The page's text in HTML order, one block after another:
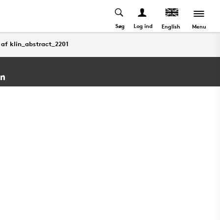
Søg Log ind English Menu
klin_abstract_2201
klin_abstract_2201